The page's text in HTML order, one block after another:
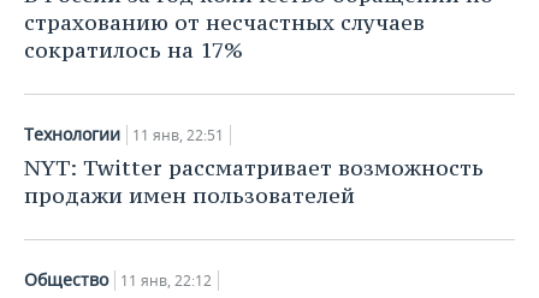
ТЕЛЕКОММУНИКАЦИИ
БИЗНЕС-БРАНЧИ
ONLINE-КОНФЕРЕНЦИИ
ОТКРЫТАЯ ЛЕКЦИЯ
ФУТБОЛ
ХОККЕЙ
БАСКЕТБОЛ
ВОЛЕЙБОЛ
НОВОСТИ ОБЩЕСТВА
ВЛАСТЬ
ИНФРАСТРУКТУРА
ИСТОРИЯ
ФОТОГАЛЕРЕЯ
СЮЖЕТЫ
СПРАВОЧНИК
СПИСОК ПЕРСОН
ПОЛНАЯ ВЕРСИЯ
страхованию от несчастных случаев
сократилось на 17%
Технологии 11 янв, 22:51
NYT: Twitter рассматривает возможность
продажи имен пользователей
Общество 11 янв, 22:12